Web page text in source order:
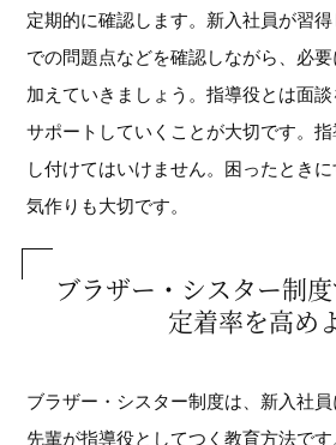
定期的に確認します。新入社員が習
での問題点などを確認しながら、必
加えていきましょう。指導役とは面
サポートしていくことが大切です。
し付けてはいけません。困ったとき
気作りも大切です。
ブラザー・シスター制
定着率を高め
ブラザー・シスター制度は、新入社
先輩が指導役としてつく教育方法で